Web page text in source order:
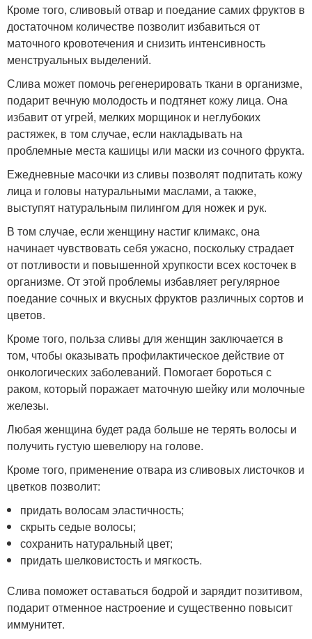
Кроме того, сливовый отвар и поедание самих фруктов в
достаточном количестве позволит избавиться от
маточного кровотечения и снизить интенсивность
менструальных выделений.
Слива может помочь регенерировать ткани в организме,
подарит вечную молодость и подтянет кожу лица. Она
избавит от угрей, мелких морщинок и неглубоких
растяжек, в том случае, если накладывать на
проблемные места кашицы или маски из сочного фрукта.
Ежедневные масочки из сливы позволят подпитать кожу
лица и головы натуральными маслами, а также,
выступят натуральным пилингом для ножек и рук.
В том случае, если женщину настиг климакс, она
начинает чувствовать себя ужасно, поскольку страдает
от потливости и повышенной хрупкости всех косточек в
организме. От этой проблемы избавляет регулярное
поедание сочных и вкусных фруктов различных сортов и
цветов.
Кроме того, польза сливы для женщин заключается в
том, чтобы оказывать профилактическое действие от
онкологических заболеваний. Помогает бороться с
раком, который поражает маточную шейку или молочные
железы.
Любая женщина будет рада больше не терять волосы и
получить густую шевелюру на голове.
Кроме того, применение отвара из сливовых листочков и
цветков позволит:
придать волосам эластичность;
скрыть седые волосы;
сохранить натуральный цвет;
придать шелковистость и мягкость.
Слива поможет оставаться бодрой и зарядит позитивом,
подарит отменное настроение и существенно повысит
иммунитет.